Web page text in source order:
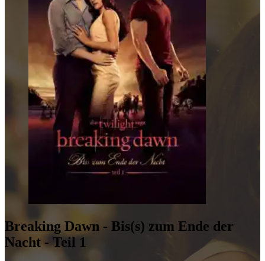
Breaking Dawn - Bis(s) zum Ende der
Nacht - Teil 1